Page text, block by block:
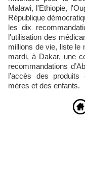
Malawi, l'Ethiopie,
République
les dix
l'utilisation des
millions de vie, liste le
mardi, à Dakar, une
recommandations
l’accès des
mères et des enfants.